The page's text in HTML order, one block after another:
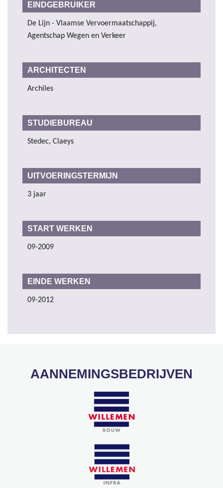
EINDGEBRUIKER
De Lijn - Vlaamse Vervoermaatschappij,
Agentschap Wegen en Verkeer
ARCHITECTEN
Archiles
STUDIEBUREAU
Stedec, Claeys
UITVOERINGSTERMIJN
3 jaar
START WERKEN
09-2009
EINDE WERKEN
09-2012
AANNEMINGSBEDRIJVEN